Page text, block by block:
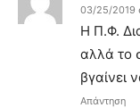
03/25/2019
Η Π.Φ.
αλλά το
βγαίνει
Απάντηση